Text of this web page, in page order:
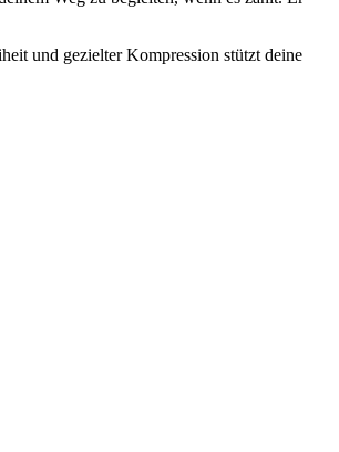
und gezielter Kompression stützt deine